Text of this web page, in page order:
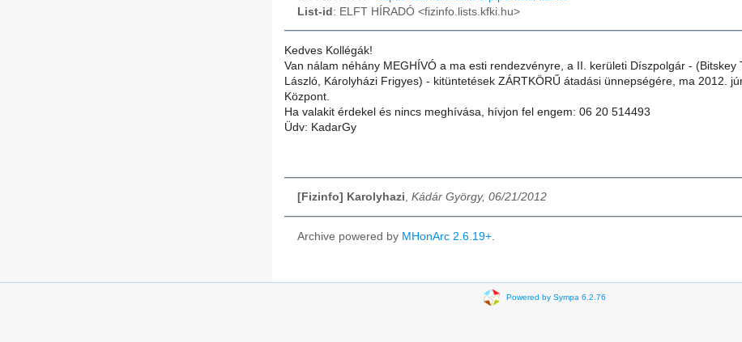
List-id : ELFT HÍRADÓ <fizinfo.lists.kfki.hu>
Kedves Kollégák!
Van nálam néhány MEGHÍVÓ a ma esti rendezvényre, a II. kerületi Díszpolgár -
László, Károlyházi Frigyes) - kitüntetések ZÁRTKÖRŰ átadási ünnepségére, ma 2012.
Központ.
Ha valakit érdekel és nincs meghívása, hívjon fel engem: 06 20 514493
Üdv: KadarGy
[Fizinfo] Karolyhazi, Kádár György, 06/21/2012
Archive powered by MHonArc 2.6.19+.
Powered by Sympa 6.2.76